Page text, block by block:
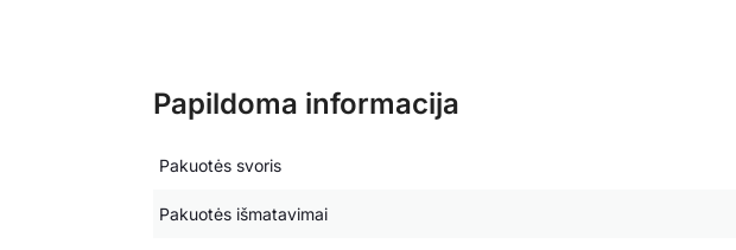
Papildoma informacija
Pakuotės svoris
Pakuotės išmatavimai